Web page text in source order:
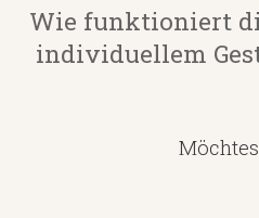
Wie funktioniert
individuellem